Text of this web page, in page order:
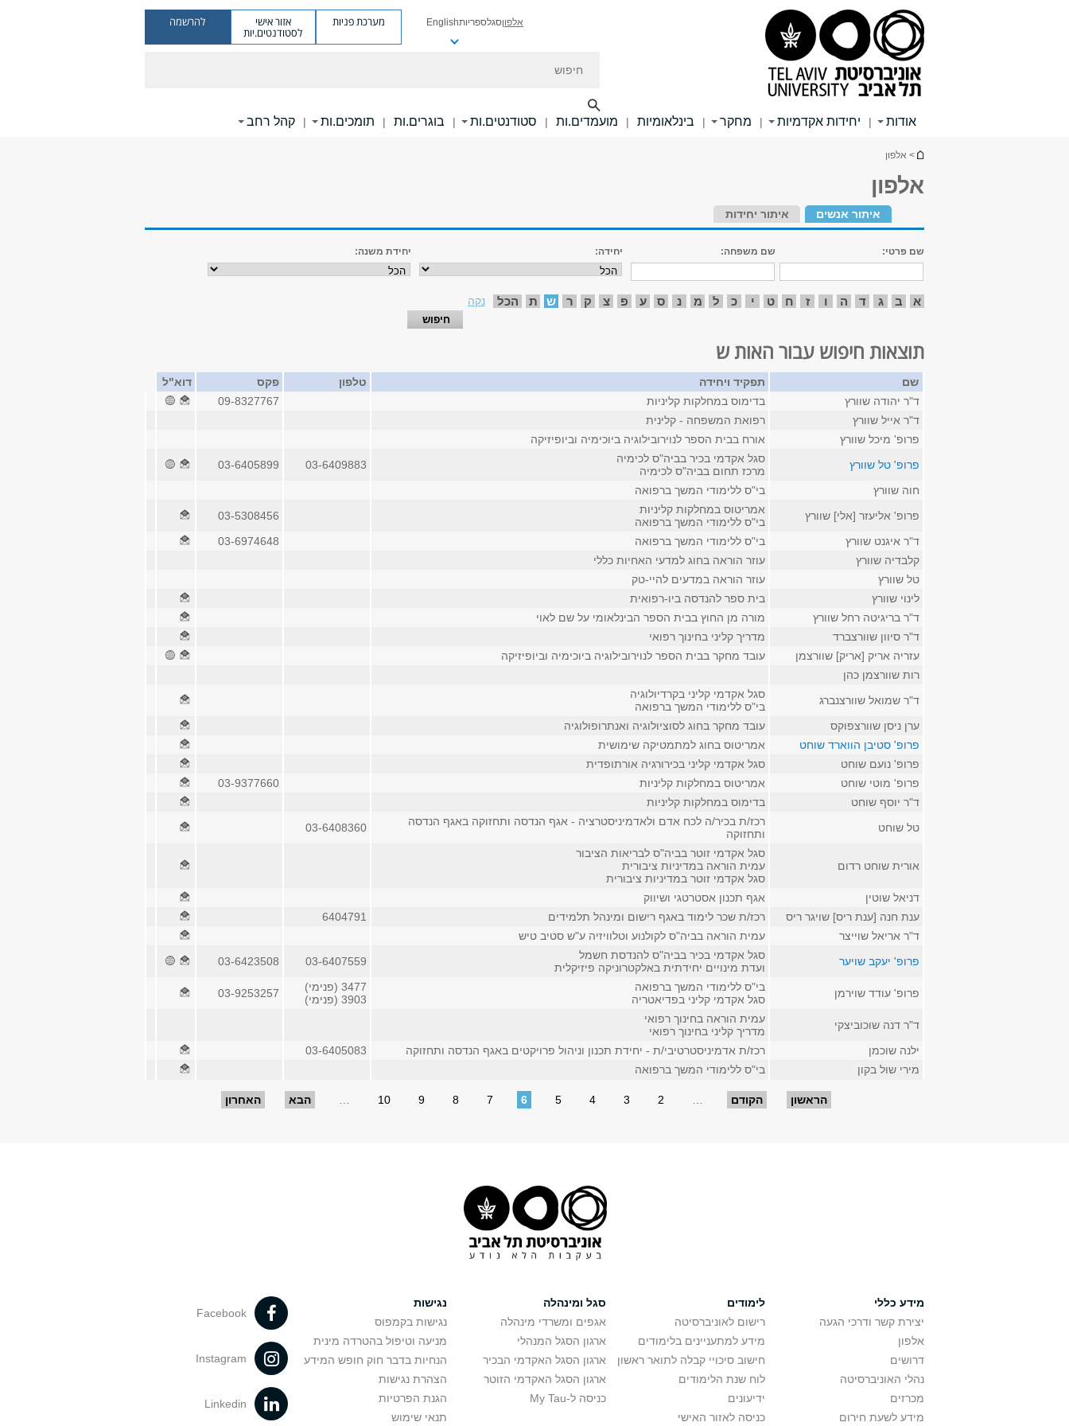
אלפוןסגלספריותEnglish מערכת פניות אזור אישי
לסטודנטים.יות
להרשמה
אודות | יחידות אקדמיות | מחקר | בינלאומיות | מועמדים.ות | סטודנטים.ות | בוגרים.ות | תומכים.ות | קהל רחב
הינך נמצא כאן
> אלפון
אלפון
איתור אנשים איתור יחידות
שם פרטי: שם משפחה: יחידה: יחידת משנה:
א ב ג ד ה ו ז ח ט י כ ל מ נ ס ע פ צ ק ר ש ת הכל נקה
תוצאות חיפוש עבור האות ש
שם תפקיד ויחידה טלפון פקס
דוא"ל
ד"ר יהודה שוורץ
בדימוס במחלקות קליניות
09-8327767
ד"ר אייל שוורץ
רפואת המשפחה - קלינית
פרופ' מיכל שוורץ
אורח בבית הספר לנוירובילוגיה ביוכימיה וביופיזיקה
פרופ' טל שוורץ
סגל אקדמי בכיר בביה"ס לכימיה
מרכז תחום בביה"ס לכימיה
03-6409883
03-6405899
חוה שוורץ
בי"ס ללימודי המשך ברפואה
פרופ' אליעזר [אלי] שוורץ
אמריטוס במחלקות קליניות
בי"ס ללימודי המשך ברפואה
03-5308456
ד"ר איגנט שוורץ
בי"ס ללימודי המשך ברפואה
03-6974648
קלבדיה שוורץ
עוזר הוראה בחוג למדעי האחיות כללי
טל שוורץ
עוזר הוראה במדעים להיי-טק
לינוי שוורץ
בית ספר להנדסה ביו-רפואית
ד"ר בריגיטה רחל שוורץ
מורה מן החוץ בבית הספר הבינלאומי על שם לאוי
ד"ר סיוון שוורצברד
מדריך קליני בחינוך רפואי
עזריה אריק [אריק] שוורצמן
עובד מחקר בבית הספר לנוירובילוגיה ביוכימיה וביופיזיקה
רות שוורצמן כהן
ד"ר שמואל שוורצנברג
סגל אקדמי קליני בקרדיולוגיה
בי"ס ללימודי המשך ברפואה
ערן ניסן שוורצפוקס
עובד מחקר בחוג לסוציולוגיה ואנתרופולוגיה
פרופ' סטיבן הווארד שוחט
אמריטוס בחוג למתמטיקה שימושית
פרופ' נועם שוחט
סגל אקדמי קליני בכירורגיה אורתופדית
פרופ' מוטי שוחט
אמריטוס במחלקות קליניות
03-9377660
ד"ר יוסף שוחט
בדימוס במחלקות קליניות
טל שוחט
רכז/ת בכיר/ה לכח אדם ולאדמיניסטרציה - אגף הנדסה ותחזוקה באגף הנדסה
ותחזוקה
03-6408360
אורית שוחט רדום
סגל אקדמי זוטר בביה"ס לבריאות הציבור
עמית הוראה במדיניות ציבורית
סגל אקדמי זוטר במדיניות ציבורית
דניאל שוטין
אגף תכנון אסטרטגי ושיווק
ענת חנה [ענת ריס] שויגר ריס
רכז/ת שכר לימוד באגף רישום ומינהל תלמידים
6404791
ד"ר אריאל שוייצר
עמית הוראה בביה"ס לקולנוע וטלוויזיה ע"ש סטיב טיש
פרופ' יעקב שויער
סגל אקדמי בכיר בביה"ס להנדסת חשמל
ועדת מינויים יחידתית באלקטרוניקה פיזיקלית
03-6407559
03-6423508
פרופ' עודד שוירמן
בי"ס ללימודי המשך ברפואה
סגל אקדמי קליני בפדיאטריה
3477 (פנימי)
3903 (פנימי)
03-9253257
ד"ר דנה שוכוביצקי
עמית הוראה בחינוך רפואי
מדריך קליני בחינוך רפואי
ילנה שוכמן
רכז/ת אדמיניסטרטיבי/ת - יחידת תכנון וניהול פרויקטים באגף הנדסה ותחזוקה
03-6405083
מירי שול בקון
בי"ס ללימודי המשך ברפואה
הראשון הקודם 2
3
4
5
6
7
8
9
10 הבא האחרון
מידע כללי
יצירת קשר ודרכי הגעה
אלפון
דרושים
נהלי האוניברסיטה
מכרזים
מידע לשעת חירום
לימודים
רישום לאוניברסיטה
מידע למתעניינים בלימודים
חישוב סיכויי קבלה לתואר ראשון
לוח שנת הלימודים
ידיעונים
כניסה לאזור האישי
סגל ומינהלה
אגפים ומשרדי מינהלה
ארגון הסגל המנהלי
ארגון הסגל האקדמי הבכיר
ארגון הסגל האקדמי הזוטר
כניסה ל-My Tau
נגישות
נגישות בקמפוס
מניעה וטיפול בהטרדה מינית
הנחיות בדבר חוק חופש המידע
הצהרת נגישות
הגנת הפרטיות
תנאי שימוש
Facebook
Instagram
Linkedin